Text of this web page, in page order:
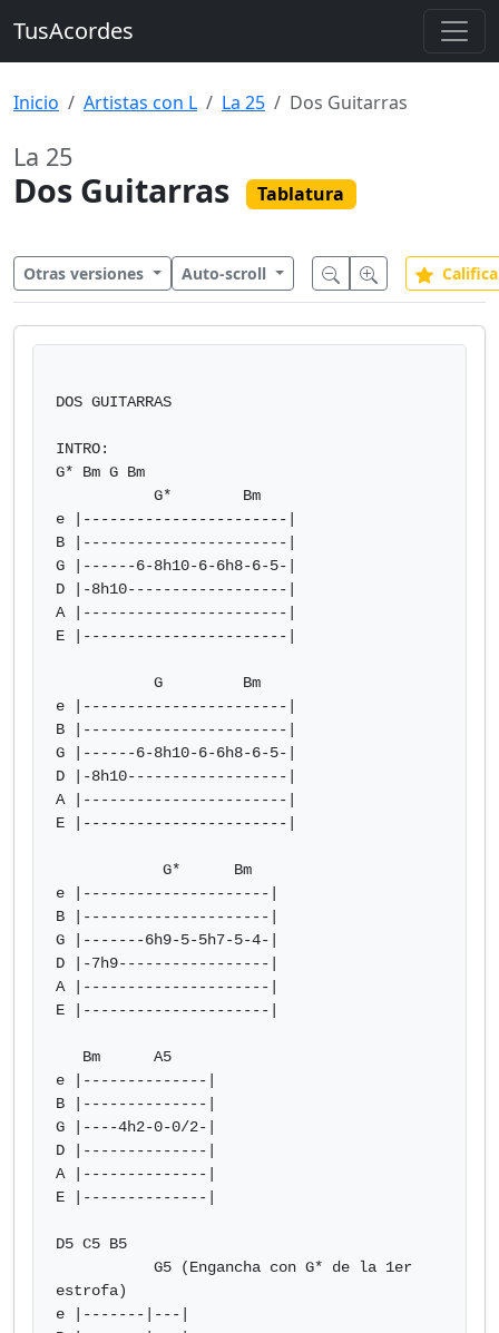
TusAcordes
Inicio Artistas con L La 25 Dos Guitarras
La 25
Dos Guitarras Tablatura
Otras versiones Auto-scroll
DOS GUITARRAS
INTRO:
G* Bm G Bm
e |-----------------------|
B |-----------------------|
G |------6-8h10-6-6h8-6-5-|
D |-8h10------------------|
A |-----------------------|
E |-----------------------|
e |-----------------------|
B |-----------------------|
G |------6-8h10-6-6h8-6-5-|
D |-8h10------------------|
A |-----------------------|
E |-----------------------|
e |---------------------|
B |---------------------|
G |-------6h9-5-5h7-5-4-|
D |-7h9-----------------|
A |---------------------|
E |---------------------|
e |--------------|
B |--------------|
G |----4h2-0-0/2-|
D |--------------|
A |--------------|
E |--------------|
D5 C5 B5
estrofa)
e |-------|---|